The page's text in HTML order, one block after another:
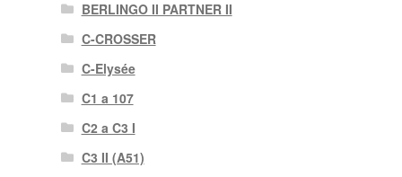
BERLINGO II PARTNER II
C-CROSSER
C-Elysée
C1 a 107
C2 a C3 I
C3 II (A51)